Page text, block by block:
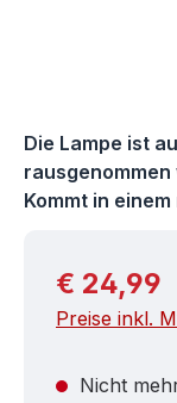
Die Lampe ist
Kommt in
Regulärer
€ 24,99
Preise inkl.
Nicht